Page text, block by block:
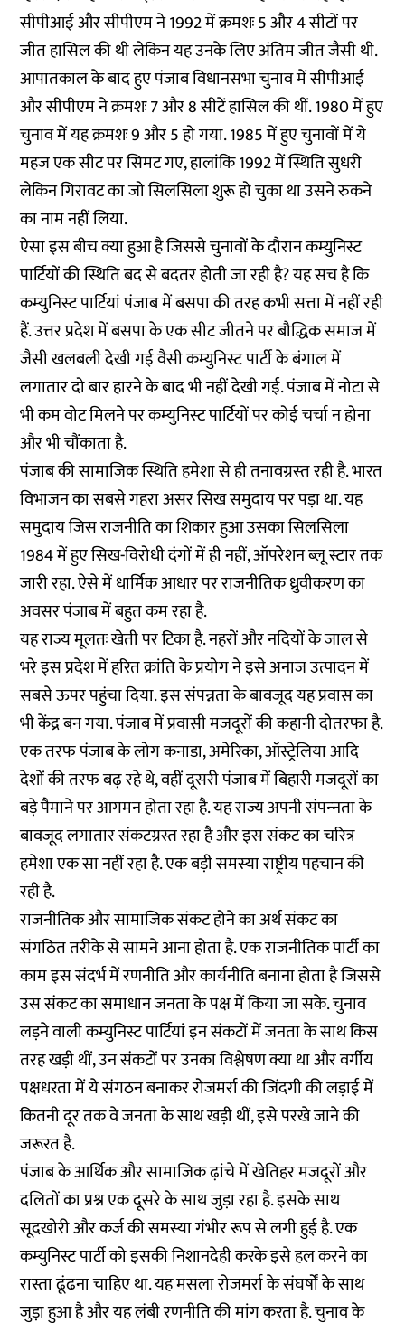
सीपीआई और सीपीएम ने 1992 में क्रमशः 5 और 4 सीटों पर
जीत हासिल की थी लेकिन यह उनके लिए अंतिम जीत जैसी थी.
आपातकाल के बाद हुए पंजाब विधानसभा चुनाव में सीपीआई
और सीपीएम ने क्रमशः 7 और 8 सीटें हासिल की थीं. 1980 में हुए
चुनाव में यह क्रमशः 9 और 5 हो गया. 1985 में हुए चुनावों में ये
महज एक सीट पर सिमट गए, हालांकि 1992 में स्थिति सुधरी
लेकिन गिरावट का जो सिलसिला शुरू हो चुका था उसने रुकने
का नाम नहीं लिया.
ऐसा इस बीच क्या हुआ है जिससे चुनावों के दौरान कम्युनिस्ट
पार्टियों की स्थिति बद से बदतर होती जा रही है? यह सच है कि
कम्‍युनिस्‍ट पार्टियां पंजाब में बसपा की तरह कभी सत्ता में नहीं रही
हैं. उत्तर प्रदेश में बसपा के एक सीट जीतने पर बौद्धिक समाज में
जैसी खलबली देखी गई वैसी कम्युनिस्ट पार्टी के बंगाल में
लगातार दो बार हारने के बाद भी नहीं देखी गई. पंजाब में नोटा से
भी कम वोट मिलने पर कम्‍युनिस्‍ट पार्टियों पर कोई चर्चा न होना
और भी चौंकाता है.
पंजाब की सामाजिक स्थिति हमेशा से ही तनावग्रस्‍त रही है. भारत
विभाजन का सबसे गहरा असर सिख समुदाय पर पड़ा था. यह
समुदाय जिस राजनीति का शिकार हुआ उसका सिलसिला
1984 में हुए सिख-विरोधी दंगों में ही नहीं, ऑपरेशन ब्लू स्टार तक
जारी रहा. ऐसे में धार्मिक आधार पर राजनीतिक ध्रुवीकरण का
अवसर पंजाब में बहुत कम रहा है.
यह राज्य मूलतः खेती पर टिका है. नहरों और नदियों के जाल से
भरे इस प्रदेश में हरित क्रांति के प्रयोग ने इसे अनाज उत्पादन में
सबसे ऊपर पहुंचा दिया. इस संपन्नता के बावजूद यह प्रवास का
भी केंद्र बन गया. पंजाब में प्रवासी मजदूरों की कहानी दोतरफा है.
एक तरफ पंजाब के लोग कनाडा, अमेरिका, ऑस्ट्रेलिया आदि
देशों की तरफ बढ़ रहे थे, वहीं दूसरी पंजाब में बिहारी मजदूरों का
बड़े पैमाने पर आगमन होता रहा है. यह राज्य अपनी संपन्‍नता के
बावजूद लगातार संकटग्रस्त रहा है और इस संकट का चरित्र
हमेशा एक सा नहीं रहा है. एक बड़ी समस्या राष्ट्रीय पहचान की
रही है.
राजनीतिक और सामाजिक संकट होने का अर्थ संकट का
संगठित तरीके से सामने आना होता है. एक राजनीतिक पार्टी का
काम इस संदर्भ में रणनीति और कार्यनीति बनाना होता है जिससे
उस संकट का समाधान जनता के पक्ष में किया जा सके. चुनाव
लड़ने वाली कम्युनिस्ट पार्टियां इन संकटों में जनता के साथ किस
तरह खड़ी थीं, उन संकटों पर उनका विश्लेषण क्या था और वर्गीय
पक्षधरता में ये संगठन बनाकर रोजमर्रा की जिंदगी की लड़ाई में
कितनी दूर तक वे जनता के साथ खड़ी थीं, इसे परखे जाने की
जरूरत है.
पंजाब के आर्थिक और सामाजिक ढ़ांचे में खेति‍हर मजदूरों और
दलितों का प्रश्न एक दूसरे के साथ जुड़ा रहा है. इसके साथ
सूदखोरी और कर्ज की समस्या गंभीर रूप से लगी हुई है. एक
कम्युनिस्ट पार्टी को इसकी निशानदेही करके इसे हल करने का
रास्ता ढूंढना चाहिए था. यह मसला रोजमर्रा के संघर्षों के साथ
जुड़ा हुआ है और यह लंबी रणनीति की मांग करता है. चुनाव के